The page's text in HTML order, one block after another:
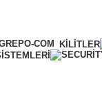
KILITLER